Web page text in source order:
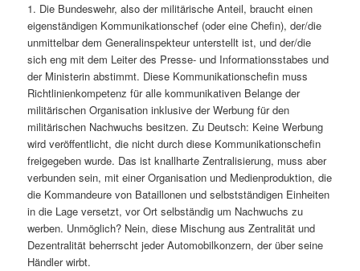
1. Die Bundeswehr, also der militärische Anteil, braucht einen
eigenständigen Kommunikationschef (oder eine Chefin), der/die
unmittelbar dem Generalinspekteur unterstellt ist, und der/die
sich eng mit dem Leiter des Presse- und Informationsstabes und
der Ministerin abstimmt. Diese Kommunikationschefin muss
Richtlinienkompetenz für alle kommunikativen Belange der
militärischen Organisation inklusive der Werbung für den
militärischen Nachwuchs besitzen. Zu Deutsch: Keine Werbung
wird veröffentlicht, die nicht durch diese Kommunikationschefin
freigegeben wurde. Das ist knallharte Zentralisierung, muss aber
verbunden sein, mit einer Organisation und Medienproduktion, die
die Kommandeure von Bataillonen und selbstständigen Einheiten
in die Lage versetzt, vor Ort selbständig um Nachwuchs zu
werben. Unmöglich? Nein, diese Mischung aus Zentralität und
Dezentralität beherrscht jeder Automobilkonzern, der über seine
Händler wirbt.